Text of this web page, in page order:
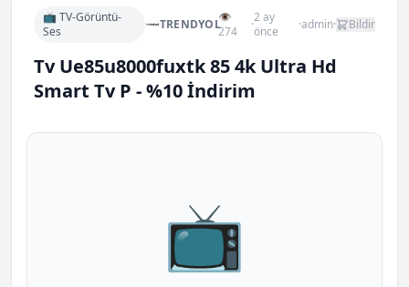
📺 TV-Görüntü-
Ses
TRENDYOL👁
274
·2 ay
önce
·admin· Bildir
Tv Ue85u8000fuxtk 85 4k Ultra Hd
Smart Tv P - %10 İndirim
📺